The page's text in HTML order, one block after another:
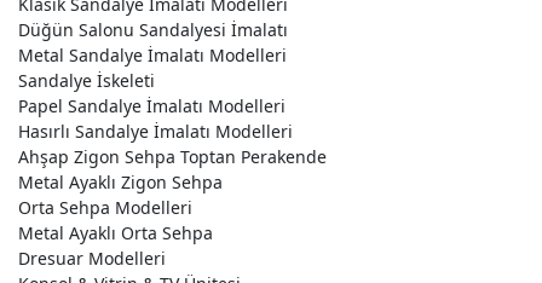
Düğün Salonu Sandalyesi İmalatı
Metal Sandalye İmalatı Modelleri
Sandalye İskeleti
Papel Sandalye İmalatı Modelleri
Hasırlı Sandalye İmalatı Modelleri
Ahşap Zigon Sehpa Toptan Perakende
Metal Ayaklı Zigon Sehpa
Orta Sehpa Modelleri
Metal Ayaklı Orta Sehpa
Dresuar Modelleri